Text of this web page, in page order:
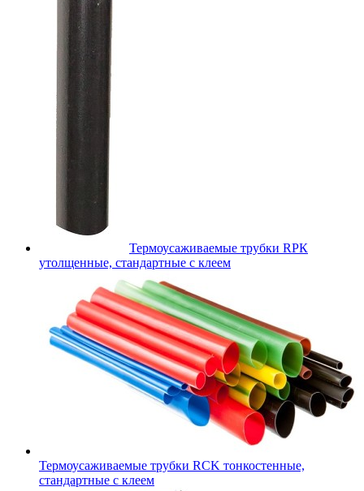
Термоусаживаемые трубки RPК
утолщенные, стандартные с клеем
Термоусаживаемые трубки RCK тонкостенные,
стандартные с клеем